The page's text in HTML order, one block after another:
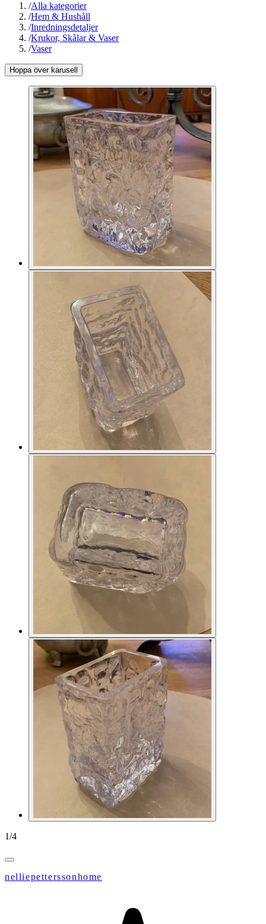
/Alla kategorier
/Hem & Hushåll
/Inredningsdetaljer
/Krukor, Skålar & Vaser
/Vaser
Hoppa över karusell
1/4
nelliepetterssonhome